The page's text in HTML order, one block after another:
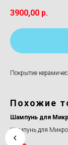
3900,00 р.
Покрытие
Похожие
Шампунь для
Шампунь для